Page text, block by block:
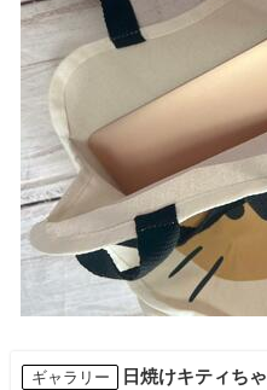
ギャラリー
日焼けキティち